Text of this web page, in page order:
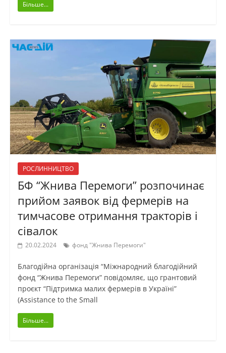
Більше...
РОСЛИННИЦТВО
БФ “Жнива Перемоги” розпочинає
прийом заявок від фермерів на
тимчасове отримання тракторів і
сівалок
20.02.2024 фонд "Жнива Перемоги"
Благодійна організація “Міжнародний благодійний
фонд “Жнива Перемоги” повідомляє, що грантовий
проєкт “Підтримка малих фермерів в Україні”
(Assistance to the Small
Більше...